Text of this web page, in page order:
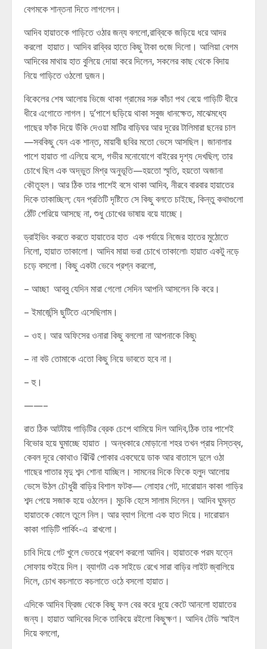
বেগমকে শান্তনা দিতে লাগলেন।
আদিব হায়াতকে গাড়িতে ওঠার জন্য বললো,রাব্বিকে জড়িয়ে ধরে আদর
করলো হায়াত। আদিব রাব্বির হাতে কিছু টাকা গুজে দিলো। আলিয়া বেগম
আদিবের মাথায় হাত বুলিয়ে দোয়া করে দিলেন, সকলের কাছ থেকে বিদায়
নিয়ে গাড়িতে ওঠলো দুজন।
বিকেলের শেষ আলোয় ভিজে থাকা গ্রামের সরু কাঁচা পথ বেয়ে গাড়িটি ধীরে
ধীরে এগোতে লাগল। দু’পাশে ছড়িয়ে থাকা সবুজ ধানক্ষেত, মাঝেমধ্যে
গাছের ফাঁক দিয়ে উঁকি দেওয়া মাটির বাড়িঘর আর দূরের টালিমারা ছনের চাল
—সবকিছু যেন এক শান্ত, মায়াবী ছবির মতো ভেসে আসছিল। জানালার
পাশে হায়াত গা এলিয়ে বসে, গভীর মনোযোগে বাইরের দৃশ্য দেখছিল; তার
চোখে ছিল এক অদ্ভুত মিশ্র অনুভূতি—হয়তো স্মৃতি, হয়তো অজানা
কৌতূহল। আর ঠিক তার পাশেই বসে থাকা আদিব, নীরবে বারবার হায়াতের
দিকে তাকাচ্ছিল; যেন প্রতিটি দৃষ্টিতে সে কিছু বলতে চাইছে, কিন্তু কথাগুলো
ঠোঁট পেরিয়ে আসছে না, শুধু চোখের ভাষায় বয়ে যাচ্ছে।
ড্রাইভিং করতে করতে হায়াতের হাত এক পর্যায়ে নিজের হাতের মুঠোতে
নিলো, হায়াত তাকালো। আদিব মায়া ভরা চোখে তাকালো৷ হায়াত একটু নড়ে
চড়ে বসলো। কিছু একটা ভেবে প্রশ্ন করলো,
– আচ্ছা আব্বু যেদিন মারা গেলো সেদিন আপনি আসলেন কি করে।
– ইমার্জেন্সি ছুটিতে এসেছিলাম।
– ওহ। আর অফিসের ওনারা কিছু বললো না আপনাকে কিছু৷
– না বউ তোমাকে এতো কিছু নিয়ে ভাবতে হবে না।
– হু।
——–
রাত ঠিক আটটায় গাড়িটির ব্রেক চেপে থামিয়ে দিল আদিব,ঠিক তার পাশেই
বিভোর হয়ে ঘুমাচ্ছে হায়াত । অন্ধকারে মোড়ানো শহর তখন প্রায় নিস্তব্ধ,
কেবল দূরে কোথাও ঝিঁঝিঁ পোকার একঘেয়ে ডাক আর বাতাসে দুলে ওঠা
গাছের পাতার মৃদু শব্দ শোনা যাচ্ছিল। সামনের দিকে ফিকে হলুদ আলোয়
ভেসে উঠল চৌধুরী বাড়ির বিশাল ফটক— লোহার গেট, দারোয়ান কাকা গাড়ির
শব্দ পেয়ে সজাক হয়ে ওঠলেন। মুচকি হেসে সালাম দিলেন। আদিব ঘুমন্ত
হায়াতকে কোলে তুলে নিল। আর ব্যাগ নিলো এক হাত দিয়ে। দারোয়ান
কাকা গাড়িটি পার্কিং-এ রাখলো।
চাবি দিয়ে গেট খুলে ভেতরে প্রবেশ করলো আদিব। হায়াতকে পরম যত্নে
সোফায় শুইয়ে দিল। ব্যাগটা এক সাইডে রেখে সারা বাড়ির লাইট জ্বালিয়ে
দিলে, চোখ কচলাতে কচলাতে ওঠে বসলো হায়াত।
এদিকে আদিব ফ্রিজ থেকে কিছু ফল বের করে ধুয়ে কেটে আনলো হায়াতের
জন্য। হায়াত আদিবের দিকে তাকিয়ে রইলো কিছুক্ষণ। আদিব টেডি স্মাইল
দিয়ে বললো,